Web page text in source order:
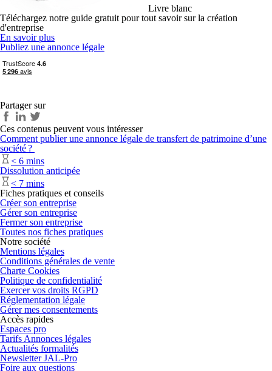
Livre blanc
Téléchargez notre guide gratuit pour tout savoir sur la création
d'entreprise
En savoir plus
Publiez une annonce légale
Partager sur
Ces contenus peuvent vous intéresser
Comment publier une annonce légale de transfert de patrimoine d’une
société ?
< 6 mins
Dissolution anticipée
< 7 mins
Fiches pratiques et conseils
Créer son entreprise
Gérer son entreprise
Fermer son entreprise
Toutes nos fiches pratiques
Notre société
Mentions légales
Conditions générales de vente
Charte Cookies
Politique de confidentialité
Exercer vos droits RGPD
Réglementation légale
Gérer mes consentements
Accès rapides
Espaces pro
Tarifs Annonces légales
Actualités formalités
Newsletter JAL-Pro
Foire aux questions